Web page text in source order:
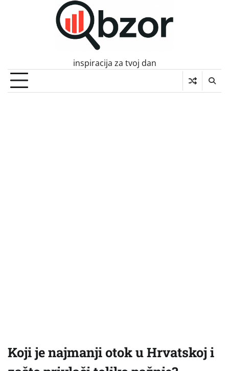
inspiracija za tvoj dan
Koji je najmanji otok u Hrvatskoj i